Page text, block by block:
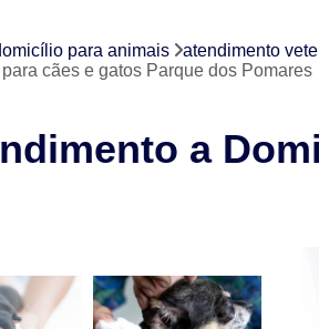
Exames
laboratoriais
animais
Odontologia
para animais
para animais
atendimento
cães e gatos Parque dos Pomares
a